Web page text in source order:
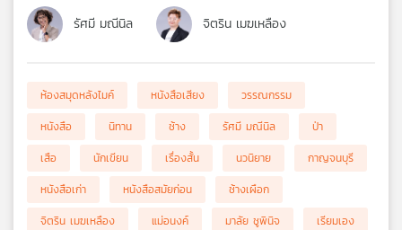
รัศมี มณีนิล จิตริน เมฆเหลือง
ห้องสมุดหลังไมค์ หนังสือเสียง
วรรณกรรม
หนังสือ
นิทาน ช้าง รัศมี มณีนิล
ป่า
เสือ
นักเขียน เรื่องสั้น นวนิยาย
กาญจนบุรี
หนังสือเก่า
หนังสือสมัยก่อน
ช้างเผือก
จิตริน เมฆเหลือง
แม่อนงค์ มาลัย ชูพินิจ
เรียมเอง